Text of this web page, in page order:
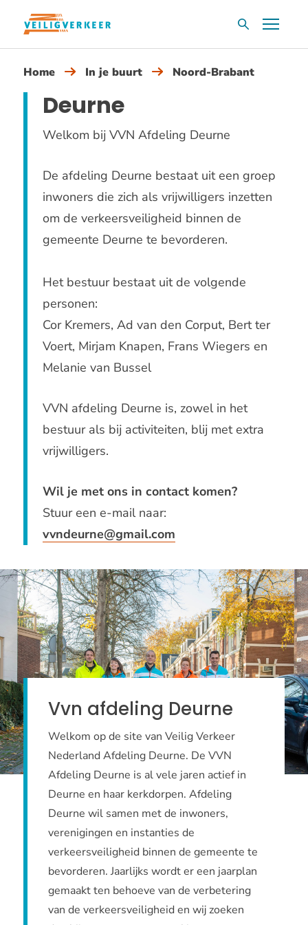
Overslaan
inhoud
ZoekvakMenu
Home In je buurt Noord-Brabant
Deurne
Welkom bij VVN Afdeling Deurne
De afdeling Deurne bestaat uit een groep
inwoners die zich als vrijwilligers inzetten
om de verkeersveiligheid binnen de
gemeente Deurne te bevorderen.
Het bestuur bestaat uit de volgende
personen:
Cor Kremers, Ad van den Corput, Bert ter
Voert, Mirjam Knapen, Frans Wiegers en
Melanie van Bussel
VVN afdeling Deurne is, zowel in het
bestuur als bij activiteiten, blij met extra
vrijwilligers.
Wil je met ons in contact komen?
Stuur een e-mail naar:
vvndeurne@gmail.com
Vvn afdeling Deurne
Welkom op de site van Veilig Verkeer
Nederland Afdeling Deurne. De VVN
Afdeling Deurne is al vele jaren actief in
Deurne en haar kerkdorpen. Afdeling
Deurne wil samen met de inwoners,
verenigingen en instanties de
verkeersveiligheid binnen de gemeente te
bevorderen. Jaarlijks wordt er een jaarplan
gemaakt ten behoeve van de verbetering
van de verkeersveiligheid en wij zoeken